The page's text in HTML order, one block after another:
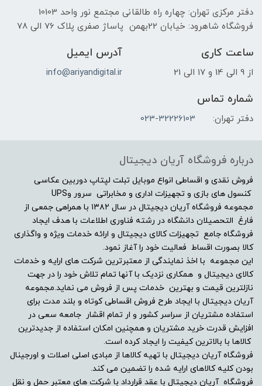
آنالوگ , دیجیتال
نوع مانیتور
نوع صفحه‌نمایش
پورت VGA یا D-Sub
ندارد
پورت USB
ندارد
پورت HDMI
دارد
پورت DVI
دفتر مرکزی تهران: چهاره راه طالقانی مجتمع نور واحد 10103
فروشگاه شاهرود: خیابان 22بهمن پاساژ صفری پلاک 76 الی 78
ساعت کاری
از 9 الی 14 و 17 الی 21
آدرس ایمیل
info@ariyandigital.ir
شماره تماس
دفتر تهران: 023-32226103
درباره فروشگاه آریان دیجیتال
فروش نقدی و اقساطی انواع موبایل تبلت لپتاپ دوربین عکاسی
کنسول های بازی و تجهیزات اداری و مخابراتی سرور وUPS
مجموعه فروشگاه آریان دیجیتال در سال ۱۳۸۲ با همراهی جمعی از
فارغ التحصیلان دانشگاه در رشته فناوری اطلاعات با هدف ایجاد
فروشگاه جامع تجهیزات کالای دیجیتال و ارائه خدمات ویژه و واگذاری
کالا بصورت اقساط فعالیت خود را آغاز نمود.
این مجموعه با اخذ نمایندگی از معتبرترین شرکت های ارایه و خدمات
کالای دیجیتال و همکاری نزدیک با آنها تمام تلاش خود را در جهت
نازلترین قیمت و بهترین خدمات پس از فروش می نماید.مجموعه
آریان دیجیتال با ایجاد طرح فروش اقساطی کوتاه و بلند مدت برای
استفاده مشتریان از سراسر کشور و ار تمام اقشار جامعه سعی در
افزایش قدرت خرید مشتریان و همچنین امکان استفاده از جدیدترین
کالاها با بالاترین کیفیت را ایجاد کرده است.
فروشگاه آریان دیجیتال با تهیه کالاها از مبادی اصلی اصلات و اورجینال
بودن کلیه کالاهای ارایه شده را تضمین می کند.
فروشگاه آریان دیجیتال با عقد قرارداد با شرکت های معتبر حمل و نقل